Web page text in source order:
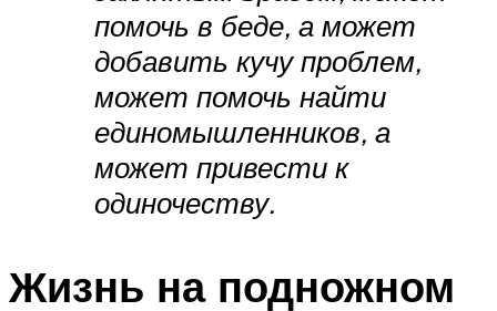
помочь в беде, а может
добавить кучу проблем,
может помочь найти
единомышленников, а
может привести к
одиночеству.
Жизнь на подножном